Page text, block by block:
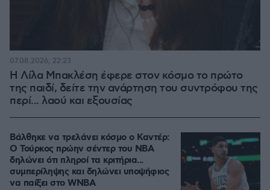
Η Λίλα Μπακλέση έφερε στον κόσμο το πρώτο
της παιδί, δείτε την ανάρτηση του συντρόφου της
περί... λαού και εξουσίας
07.08.2026, 22:23
Βάλθηκε να τρελάνει κόσμο ο Καντέρ:
Ο Τούρκος πρώην σέντερ του NBA
δηλώνει ότι πληροί τα κριτήρια...
συμπερίληψης και δηλώνει υποψήφιος
να παίξει στο WNBA